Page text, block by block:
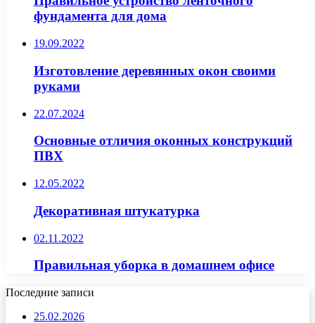
фундамента для дома
19.09.2022
Изготовление деревянных окон своими
руками
22.07.2024
Основные отличия оконных конструкций
ПВХ
12.05.2022
Декоративная штукатурка
02.11.2022
Правильная уборка в домашнем офисе
Последние записи
25.02.2026